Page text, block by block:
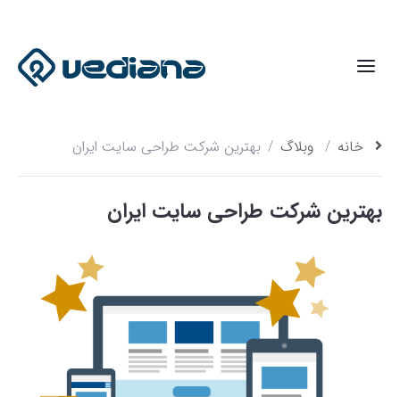
خانه وبلاگ بهترین شرکت طراحی سایت ایران
بهترین شرکت طراحی سایت ایران